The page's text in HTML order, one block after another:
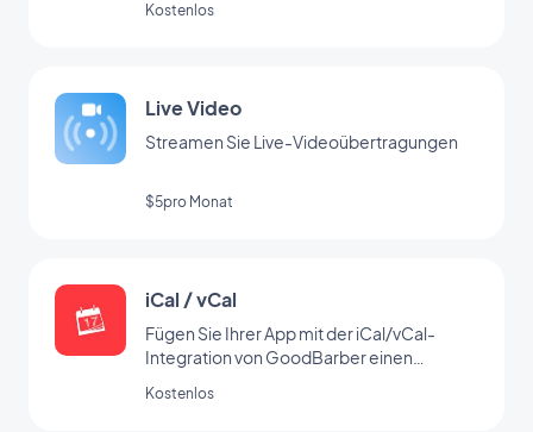
Kostenlos
Live Video
Streamen Sie Live-Videoübertragungen
$5pro Monat
iCal / vCal
Fügen Sie Ihrer App mit der iCal/vCal-
Integration von GoodBarber einen
Kostenlos